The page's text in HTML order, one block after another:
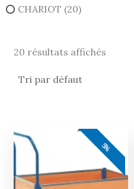
CHARIOT (20)
20 résultats affichés
5%
prix
initial
était :
458,00 €.
est :
435,00 €.